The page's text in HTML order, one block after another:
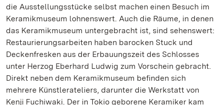
die Ausstellungsstücke selbst machen einen Besuch im
Keramikmuseum lohnenswert. Auch die Räume, in denen
das Keramikmuseum untergebracht ist, sind sehenswert:
Restaurierungsarbeiten haben barocken Stuck und
Deckenfresken aus der Erbauungszeit des Schlosses
unter Herzog Eberhard Ludwig zum Vorschein gebracht.
Direkt neben dem Keramikmuseum befinden sich
mehrere Künstlerateliers, darunter die Werkstatt von
Kenji Fuchiwaki. Der in Tokio geborene Keramiker kam